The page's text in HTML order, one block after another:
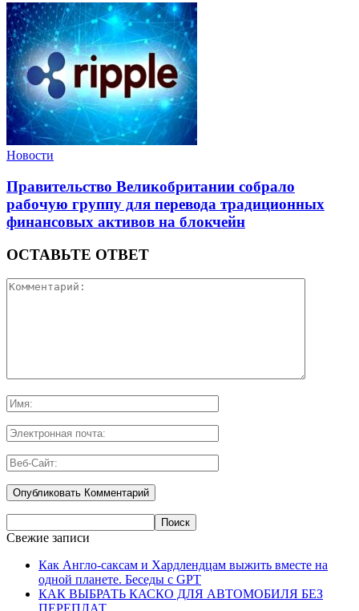
Новости
Правительство Великобритании собрало
рабочую группу для перевода традиционных
финансовых активов на блокчейн
ОСТАВЬТЕ ОТВЕТ
Свежие записи
Как Англо-саксам и Хардлендцам выжить вместе на
одной планете. Беседы с GPT
КАК ВЫБРАТЬ КАСКО ДЛЯ АВТОМОБИЛЯ БЕЗ